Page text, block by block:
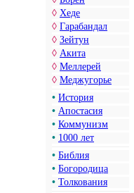
◊ Хеде
◊ Гарабандал
◊ Зейтун
◊ Акита
◊ Меллерей
◊ Меджугорье
• История
• Апостасия
• Коммунизм
• 1000 лет
• Библия
• Богородица
• Толкования